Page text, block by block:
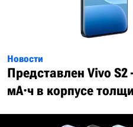
Новости
Представлен Vivo S2
мА·ч в корпусе